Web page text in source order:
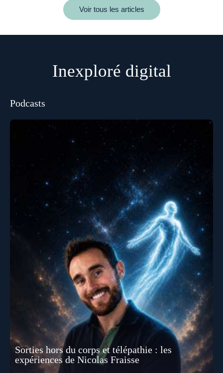
Voir tous les articles
Inexploré digital
Podcasts
Sorties hors du corps et télépathie : les
expériences de Nicolas Fraisse